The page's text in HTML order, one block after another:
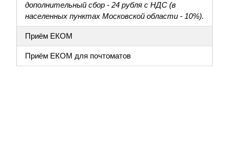
дополнительный сбор - 24 рубля с НДС (в
населенных пунктах Московской области - 10%).
Приём ЕКОМ
Приём ЕКОМ для почтоматов